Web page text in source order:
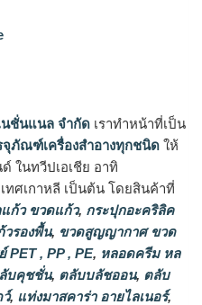
นชั่นแนล จำกัด เราทำหน้าที่เป็น
ภัณฑ์เครื่องสำอางทุกชนิด ให้
ในทวีปเอเชีย อาทิ
ทศเกาหลี เป็นต้น โดยสินค้าที่
ก้ว ขวดแก้ว, กระปุกอะคริลิค
วรองพื้น, ขวดสูญญากาศ ขวด
PET , PP , PE, หลอดครีม หล
บคุชชั่น, ตลับบลัชออน, ตลับ
, แท่งมาสคาร่า อายไลเนอร์,